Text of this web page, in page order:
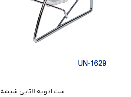
ست ادویه 8تایی شیشه مربع هلالی